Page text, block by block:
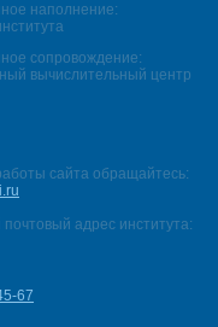
наполнение:
сопровождение:
вычислительный центр
сайта обращайтесь:
адрес института:
67